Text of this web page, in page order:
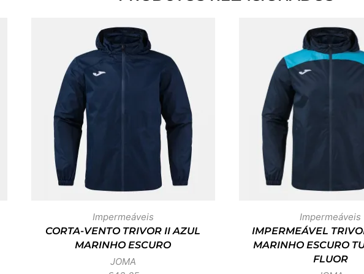
Impermeáveis
CORTA-VENTO TRIVOR II AZUL
MARINHO ESCURO
JOMA
Impermeáveis
IMPERMEÁVEL
MARINHO ESCURO
FLUOR